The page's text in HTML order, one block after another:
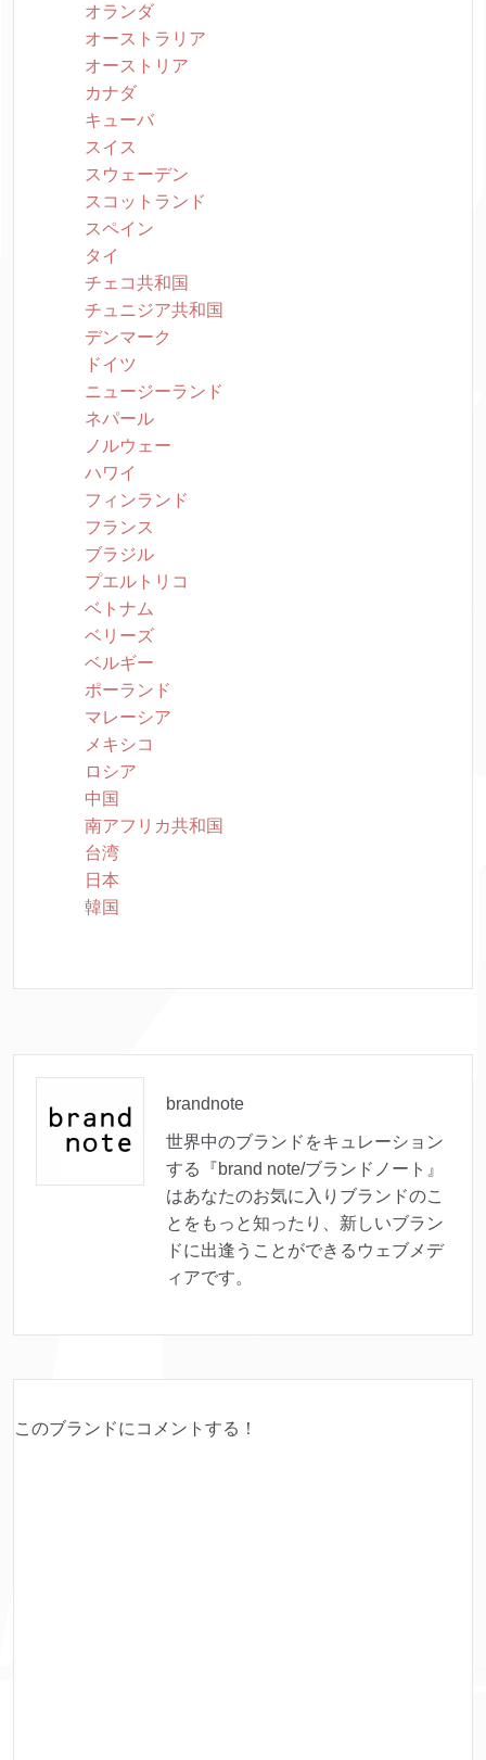
オランダ
オーストラリア
オーストリア
カナダ
キューバ
スイス
スウェーデン
スコットランド
スペイン
タイ
チェコ共和国
チュニジア共和国
デンマーク
ドイツ
ニュージーランド
ネパール
ノルウェー
ハワイ
フィンランド
フランス
ブラジル
プエルトリコ
ベトナム
ベリーズ
ベルギー
ポーランド
マレーシア
メキシコ
ロシア
中国
南アフリカ共和国
台湾
日本
韓国
brandnote
世界中のブランドをキュレーション
する『brand note/ブランドノート』
はあなたのお気に入りブランドのこ
とをもっと知ったり、新しいブラン
ドに出逢うことができるウェブメデ
ィアです。
このブランドにコメントする！